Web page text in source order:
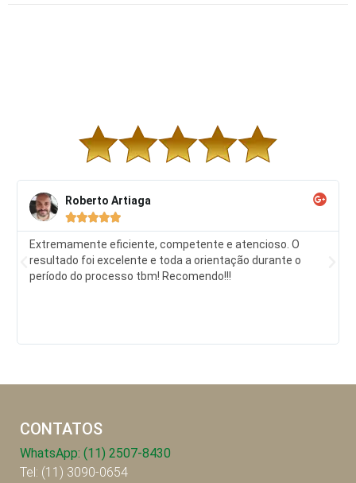
Roberto Artiaga

Extremamente eficiente, competente e atencioso. O
resultado foi excelente e toda a orientação durante o
período do processo tbm! Recomendo!!!
CONTATOS
WhatsApp: (11) 2507-8430
Tel: (11) 3090-0654